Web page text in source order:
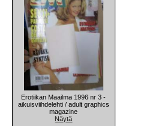
Erotiikan Maailma 1996 nr 3 -
aikuisviihdelehti / adult graphics
magazine
Näytä